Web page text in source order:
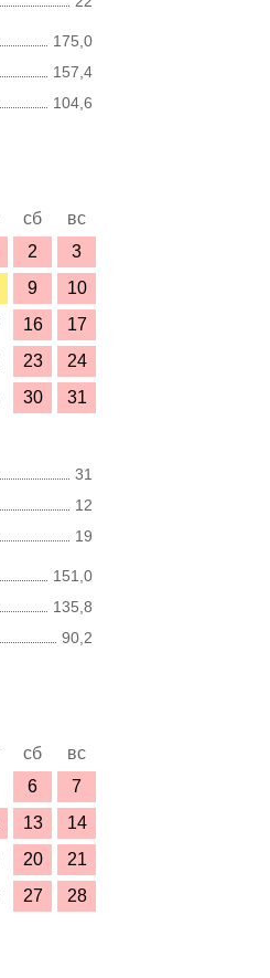
175,0
157,4
104,6
сб
вс
2
3
9
10
16
17
23
24
30 31
31
12
19
151,0
135,8
90,2
сб
вс
6
7
13
14
20
21
27
28